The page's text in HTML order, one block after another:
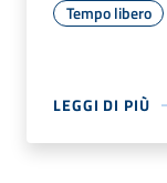
Tempo libero
LEGGI DI PIÙ